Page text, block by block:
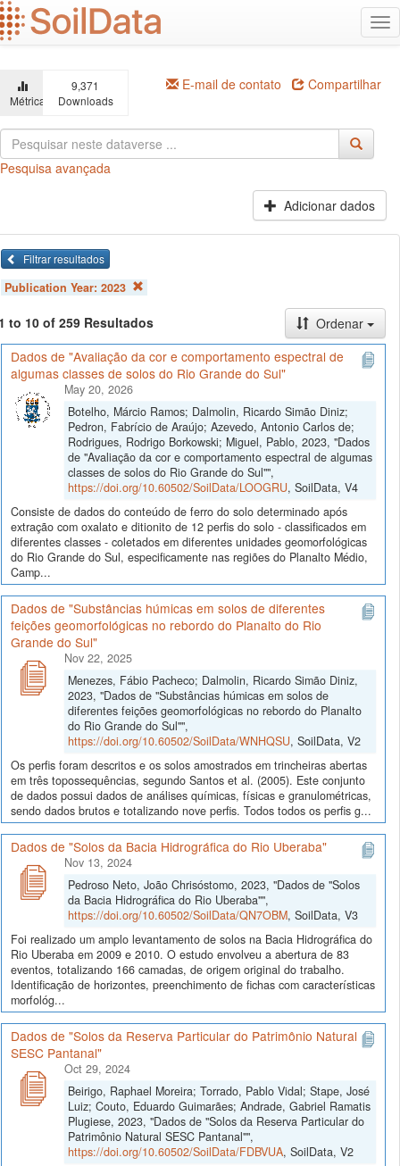
Ir
para
o
principal
Métricas
9,371
Downloads
E-mail de contato Compartilhar
Pesquisa avançada
Adicionar dados
Filtrar resultados
Publication Year: 2023
to 10 of 259 Resultados
Ordenar
Dados de "Avaliação da cor e comportamento espectral de
algumas classes de solos do Rio Grande do Sul"
May 20, 2026
Botelho, Márcio Ramos; Dalmolin, Ricardo Simão Diniz;
Pedron, Fabrício de Araújo; Azevedo, Antonio Carlos de;
Rodrigues, Rodrigo Borkowski; Miguel, Pablo, 2023, "Dados
de "Avaliação da cor e comportamento espectral de algumas
classes de solos do Rio Grande do Sul"",
https://doi.org/10.60502/SoilData/LOOGRU, SoilData, V4
Consiste de dados do conteúdo de ferro do solo determinado após
extração com oxalato e ditionito de 12 perfis do solo - classificados em
diferentes classes - coletados em diferentes unidades geomorfológicas
do Rio Grande do Sul, especificamente nas regiões do Planalto Médio,
Camp...
Dados de "Substâncias húmicas em solos de diferentes
feições geomorfológicas no rebordo do Planalto do Rio
Grande do Sul"
Nov 22, 2025
Menezes, Fábio Pacheco; Dalmolin, Ricardo Simão Diniz,
2023, "Dados de "Substâncias húmicas em solos de
diferentes feições geomorfológicas no rebordo do Planalto
do Rio Grande do Sul"",
https://doi.org/10.60502/SoilData/WNHQSU, SoilData, V2
Os perfis foram descritos e os solos amostrados em trincheiras abertas
em três topossequências, segundo Santos et al. (2005). Este conjunto
de dados possui dados de análises químicas, físicas e granulométricas,
sendo dados brutos e totalizando nove perfis. Todos todos os perfis g...
Dados de "Solos da Bacia Hidrográfica do Rio Uberaba"
Nov 13, 2024
Pedroso Neto, João Chrisóstomo, 2023, "Dados de "Solos
da Bacia Hidrográfica do Rio Uberaba"",
https://doi.org/10.60502/SoilData/QN7OBM, SoilData, V3
Foi realizado um amplo levantamento de solos na Bacia Hidrográfica do
Rio Uberaba em 2009 e 2010. O estudo envolveu a abertura de 83
eventos, totalizando 166 camadas, de origem original do trabalho.
Identificação de horizontes, preenchimento de fichas com características
morfológ...
Dados de "Solos da Reserva Particular do Patrimônio Natural
SESC Pantanal"
Oct 29, 2024
Beirigo, Raphael Moreira; Torrado, Pablo Vidal; Stape, José
Luiz; Couto, Eduardo Guimarães; Andrade, Gabriel Ramatis
Plugiese, 2023, "Dados de "Solos da Reserva Particular do
Patrimônio Natural SESC Pantanal"",
https://doi.org/10.60502/SoilData/FDBVUA, SoilData, V2